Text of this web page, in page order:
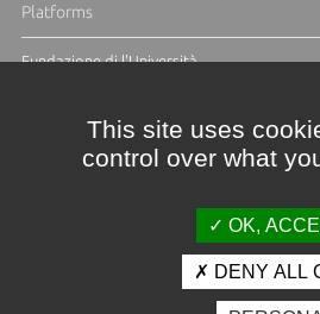
Platforms
Fundazione di l'Università
Crédits et mentions légales
This site uses
control over what
OK,
DENY ALL